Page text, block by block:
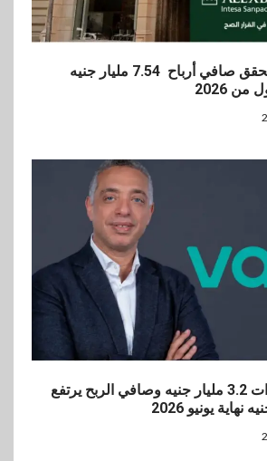
سوق وصلة
vivo تعيد تعريف مفهوم الفئة
بنوك رياضة
وزير الشباب والرياضة يلتقي
بالرئيس التنفيذي والعضو المنتدب
لبنك saib لبحث تعزيز التعاون
بنك الإسكندرية يحقق صافي أرباح 7.54 مليار جنيه
2026
ڤاليو تحقق إيرادات 3.2 مليار جنيه وصافي الربح يرتفع